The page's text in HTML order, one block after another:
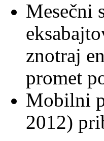
Mesečni
znotraj
promet
Mobilni
2012)